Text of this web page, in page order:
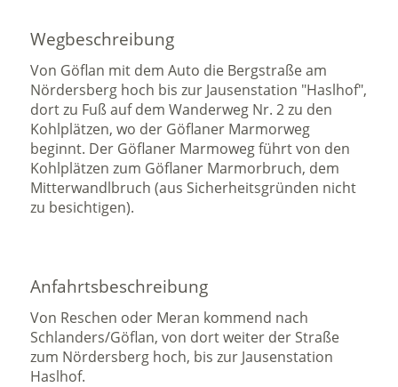
Wegbeschreibung
Von Göflan mit dem Auto die Bergstraße am
Nördersberg hoch bis zur Jausenstation "Haslhof",
dort zu Fuß auf dem Wanderweg Nr. 2 zu den
Kohlplätzen, wo der Göflaner Marmorweg
beginnt. Der Göflaner Marmoweg führt von den
Kohlplätzen zum Göflaner Marmorbruch, dem
Mitterwandlbruch (aus Sicherheitsgründen nicht
zu besichtigen).
Anfahrtsbeschreibung
Von Reschen oder Meran kommend nach
Schlanders/Göflan, von dort weiter der Straße
zum Nördersberg hoch, bis zur Jausenstation
Haslhof.